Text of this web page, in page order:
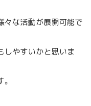
々な活動が展開可能で
しやすいかと思いま